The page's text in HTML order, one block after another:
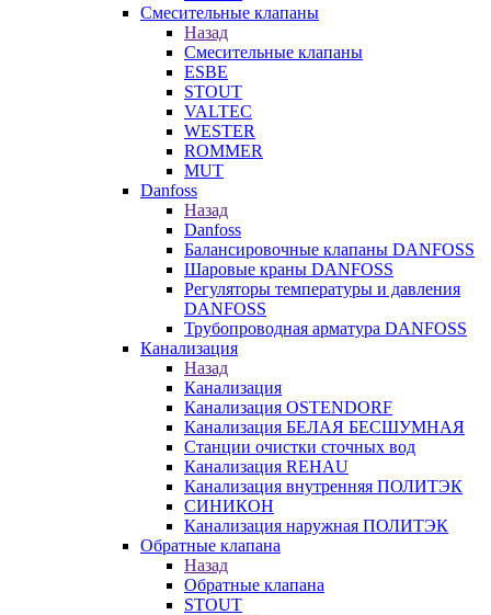
Смесительные клапаны
Назад
Смесительные клапаны
ESBE
STOUT
VALTEC
WESTER
ROMMER
MUT
Danfoss
Назад
Danfoss
Балансировочные клапаны DANFOSS
Шаровые краны DANFOSS
Регуляторы температуры и давления
DANFOSS
Трубопроводная арматура DANFOSS
Канализация
Назад
Канализация
Канализация OSTENDORF
Канализация БЕЛАЯ БЕСШУМНАЯ
Станции очистки сточных вод
Канализация REHAU
Канализация внутренняя ПОЛИТЭК
СИНИКОН
Канализация наружная ПОЛИТЭК
Обратные клапана
Назад
Обратные клапана
STOUT